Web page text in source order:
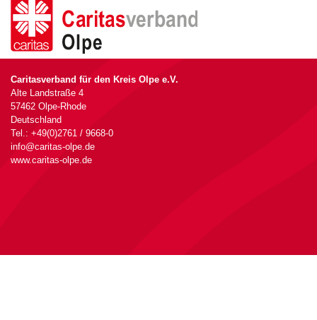
Caritasverband für den Kreis Olpe e.V.
Alte Landstraße 4
57462 Olpe-Rhode
Deutschland
Tel.: +49(0)2761 / 9668-0
info@caritas-olpe.de
www.caritas-olpe.de